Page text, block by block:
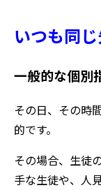
いつも同じ
一般的な個別
その日、その時
的です。
その場合、生徒
手な生徒や、人